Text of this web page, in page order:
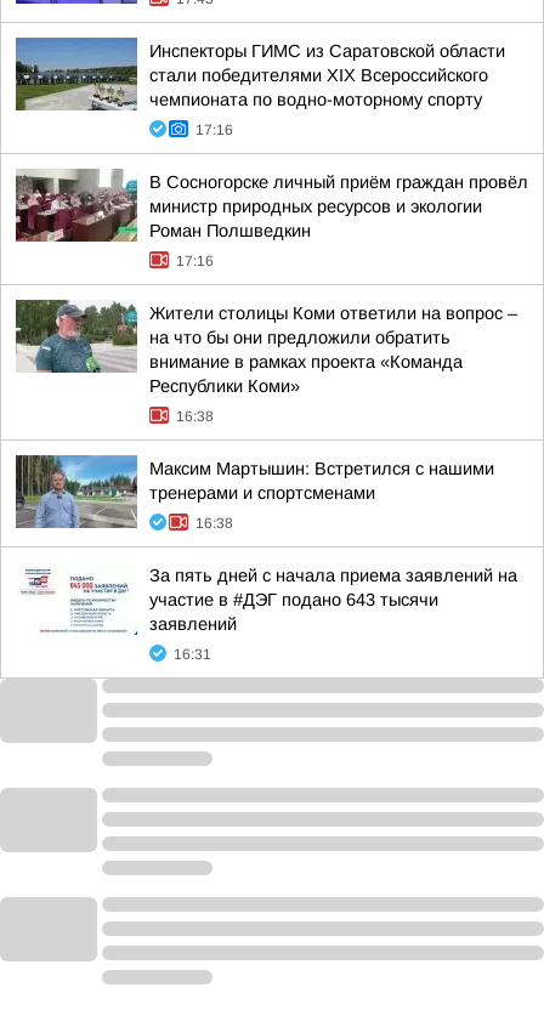
Инспекторы ГИМС из Саратовской области
стали победителями XIX Всероссийского
чемпионата по водно-моторному спорту
17:16
В Сосногорске личный приём граждан провёл
министр природных ресурсов и экологии
Роман Полшведкин
17:16
Жители столицы Коми ответили на вопрос –
на что бы они предложили обратить
внимание в рамках проекта «Команда
Республики Коми»
16:38
Максим Мартышин: Встретился с нашими
тренерами и спортсменами
16:38
За пять дней с начала приема заявлений на
участие в #ДЭГ подано 643 тысячи
заявлений
16:31